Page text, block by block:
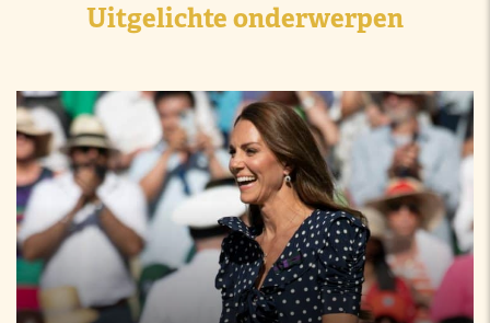
Uitgelichte onderwerpen